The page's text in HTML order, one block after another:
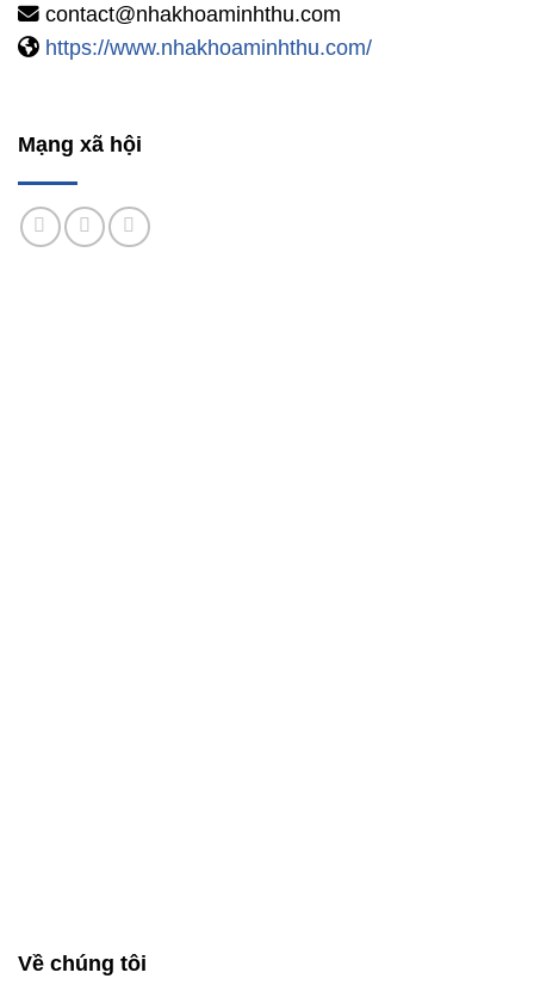
contact@nhakhoaminhthu.com
https://www.nhakhoaminhthu.com/
Về chúng tôi
Mạng xã hội